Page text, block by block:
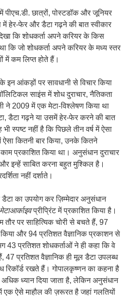
छात्रों, पोस्टडॉक और जूनियर
हेर-फेर और डैटा गढ़ने की बात स्वीकार
कि शोधकर्ता अपने करियर के किस
कि जो शोधकर्ता अपने करियर के मध्य स्तर
में कम लिप्त होते हैं।
इन आंकड़ों पर सावधानी से विचार किया
साइंस में शोध दुराचार, नैतिकता
ने 2009 में एक मेटा-विश्लेषण किया था
डैटा गढ़ने या उसमें हेर-फेर करने की बात
स्पष्ट नहीं है कि पिछले तीन वर्ष में ऐसा
कितनी बार किया, उनके कितने
काम प्रकाशित किया था। अनुसंधान दुराचार
इन्हें साबित करना बहुत मुश्किल है।
नहीं दर्शाते।
का उपयोग कर ज़िम्मेदार अनुसंधान
मेटाआर्काइवप्रीप्रिंट में प्रकाशित किया है।
पर साहित्यिक चोरी से बचते हैं, 97
और 94 प्रतिशत वैज्ञानिक प्रकाशन से
43 प्रतिशत शोधकर्ताओं ने ही कहा कि वे
प्रतिशत वैज्ञानिक ही मूल डैटा उपलब्ध
रिकॉर्ड रखते हैं। गोपालकृष्णन का कहना है
ध्यान दिया जाता है, लेकिन अनुसंधान
एक ऐसे माहौल की ज़रूरत है जहां गलतियों